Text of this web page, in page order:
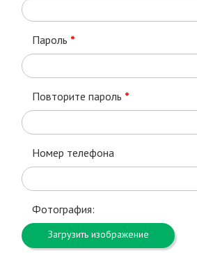
Пароль *
Повторите пароль *
Номер телефона
Фотография:
Загрузить изображение